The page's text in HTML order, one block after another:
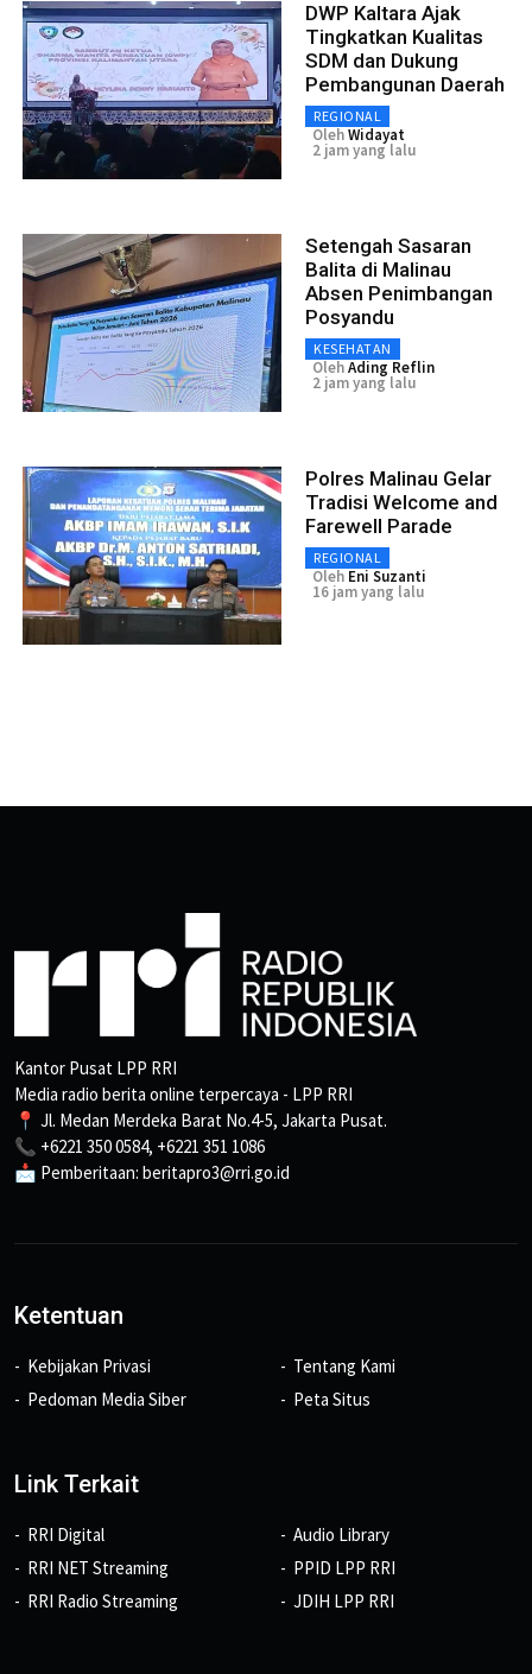
DWP Kaltara Ajak
Tingkatkan Kualitas
SDM dan Dukung
Pembangunan Daerah
REGIONAL
OlehWidayat
2 jam yang lalu
Setengah Sasaran
Balita di Malinau
Absen Penimbangan
Posyandu
KESEHATAN
OlehAding Reflin
2 jam yang lalu
Polres Malinau Gelar
Tradisi Welcome and
Farewell Parade
REGIONAL
Oleh Eni Suzanti
16 jam yang lalu
Kantor Pusat LPP RRI
Media radio berita online terpercaya - LPP RRI
📍 Jl. Medan Merdeka Barat No.4-5, Jakarta Pusat.
📞 +6221 350 0584, +6221 351 1086
📩 Pemberitaan: beritapro3@rri.go.id
Ketentuan
Kebijakan Privasi
Pedoman Media Siber
Tentang Kami
Peta Situs
Link Terkait
RRI Digital
RRI NET Streaming
RRI Radio Streaming
Audio Library
PPID LPP RRI
JDIH LPP RRI